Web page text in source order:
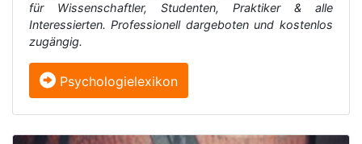
für Wissenschaftler, Studenten, Praktiker & alle
Interessierten. Professionell dargeboten und kostenlos
zugängig.
Psychologielexikon